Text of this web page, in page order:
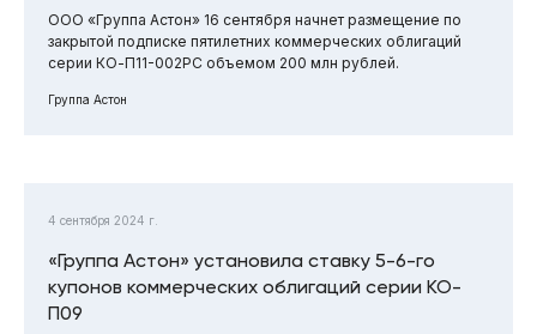
ООО «Группа Астон» 16 сентября начнет размещение по
закрытой подписке пятилетних коммерческих облигаций
серии КО-П11-002РС объемом 200 млн рублей.
Группа Астон
4 сентября 2024 г.
«Группа Астон» установила ставку 5-6-го
купонов коммерческих облигаций серии КО-
П09